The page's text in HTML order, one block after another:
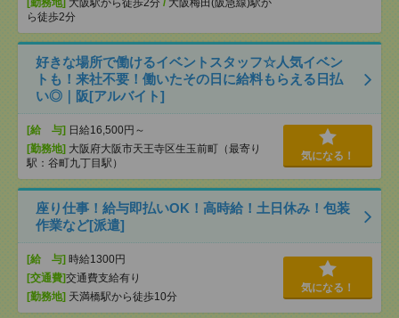
[勤務地] 大阪駅から徒歩2分 / 大阪梅田(阪急線)駅か
ら徒歩2分
好きな場所で働けるイベントスタッフ☆人気イベン
トも！来社不要！働いたその日に給料もらえる日払
い◎｜阪[アルバイト]
[給 与] 日給16,500円～
[勤務地] 大阪府大阪市天王寺区生玉前町（最寄り
駅：谷町九丁目駅）
気になる！
座り仕事！給与即払いOK！高時給！土日休み！包装
作業など[派遣]
[給 与] 時給1300円
[交通費]交通費支給有り
[勤務地] 天満橋駅から徒歩10分
気になる！